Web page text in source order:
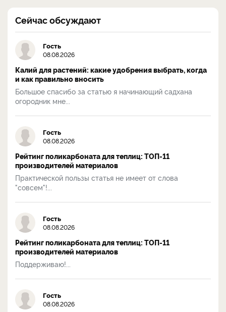
Сейчас обсуждают
Гость
08.08.2026
Калий для растений: какие удобрения выбрать, когда
и как правильно вносить
Большое спасибо за статью я начинающий садхана
огородник мне...
Гость
08.08.2026
Рейтинг поликарбоната для теплиц: ТОП-11
производителей материалов
Практической пользы статья не имеет от слова
"совсем"!...
Гость
08.08.2026
Рейтинг поликарбоната для теплиц: ТОП-11
производителей материалов
Поддерживаю!...
Гость
08.08.2026